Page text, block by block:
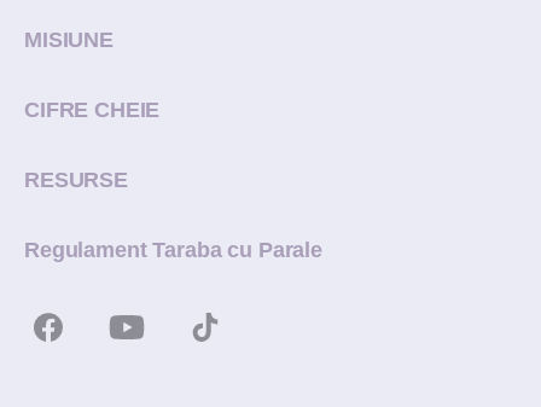
MISIUNE
CIFRE CHEIE
RESURSE
Regulament Taraba cu Parale